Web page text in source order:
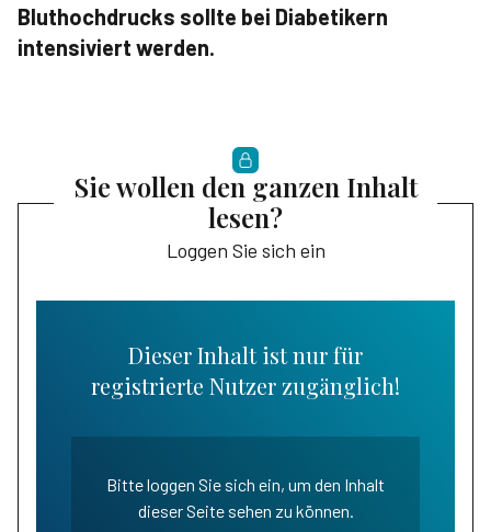
Bluthochdrucks sollte bei Diabetikern
intensiviert werden.
Sie wollen den ganzen Inhalt
lesen?
Loggen Sie sich ein
Dieser Inhalt ist nur für
registrierte Nutzer zugänglich!
Bitte loggen Sie sich ein, um den Inhalt
dieser Seite sehen zu können.